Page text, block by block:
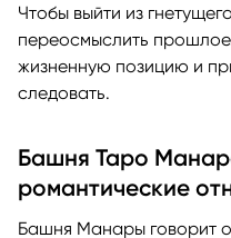
Чтобы выйти из
переосмыслить
жизненную позицию и
следовать.
Башня Таро
романтические
Башня Манары говорит